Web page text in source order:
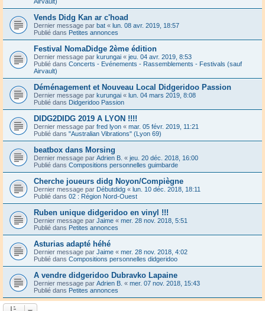
Vends Didg Kan ar c'hoad
Dernier message par bat « lun. 08 avr. 2019, 18:57
Publié dans Petites annonces
Festival NomaDidge 2ème édition
Dernier message par kurungai « jeu. 04 avr. 2019, 8:53
Publié dans Concerts - Evénements - Rassemblements - Festivals (sauf
Airvault)
Déménagement et Nouveau Local Didgeridoo Passion
Dernier message par kurungai « lun. 04 mars 2019, 8:08
Publié dans Didgeridoo Passion
DIDG2DIDG 2019 A LYON !!!!
Dernier message par fred lyon « mar. 05 févr. 2019, 11:21
Publié dans "Australian Vibrations" (Lyon 69)
beatbox dans Morsing
Dernier message par Adrien B. « jeu. 20 déc. 2018, 16:00
Publié dans Compositions personnelles guimbarde
Cherche joueurs didg Noyon/Compiègne
Dernier message par Débutdidg « lun. 10 déc. 2018, 18:11
Publié dans 02 : Région Nord-Ouest
Ruben unique didgeridoo en vinyl !!!
Dernier message par Jaime « mer. 28 nov. 2018, 5:51
Publié dans Petites annonces
Asturias adapté héhé
Dernier message par Jaime « mer. 28 nov. 2018, 4:02
Publié dans Compositions personnelles didgeridoo
A vendre didgeridoo Dubravko Lapaine
Dernier message par Adrien B. « mer. 07 nov. 2018, 15:43
Publié dans Petites annonces